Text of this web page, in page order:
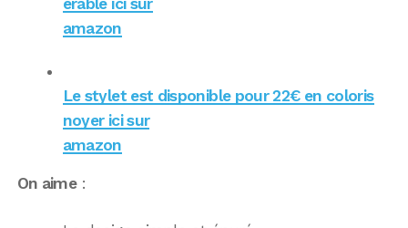
amazon
Le stylet est disponible pour 22€ en coloris
noyer ici sur
amazon
On aime: